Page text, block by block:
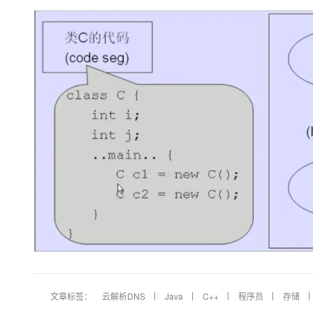
文章标签： 云解析DNS Java C++ 程序员 存储